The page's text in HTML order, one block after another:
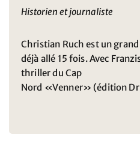
Historien et journaliste
Christian Ruch est un
déjà allé 15 fois. Avec
thriller du Cap
Nord «Venner» (édition